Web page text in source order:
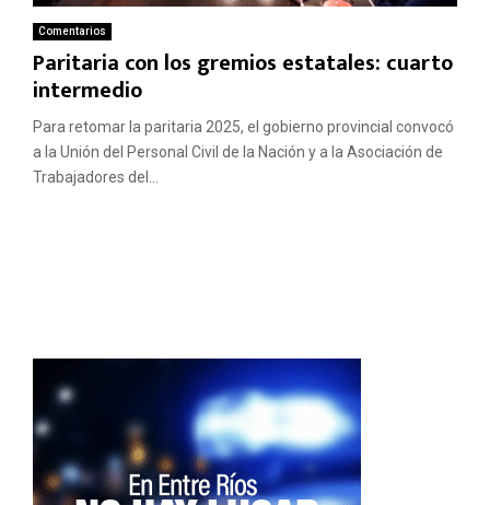
Comentarios
Paritaria con los gremios estatales: cuarto
intermedio
Para retomar la paritaria 2025, el gobierno provincial convocó
a la Unión del Personal Civil de la Nación y a la Asociación de
Trabajadores del...